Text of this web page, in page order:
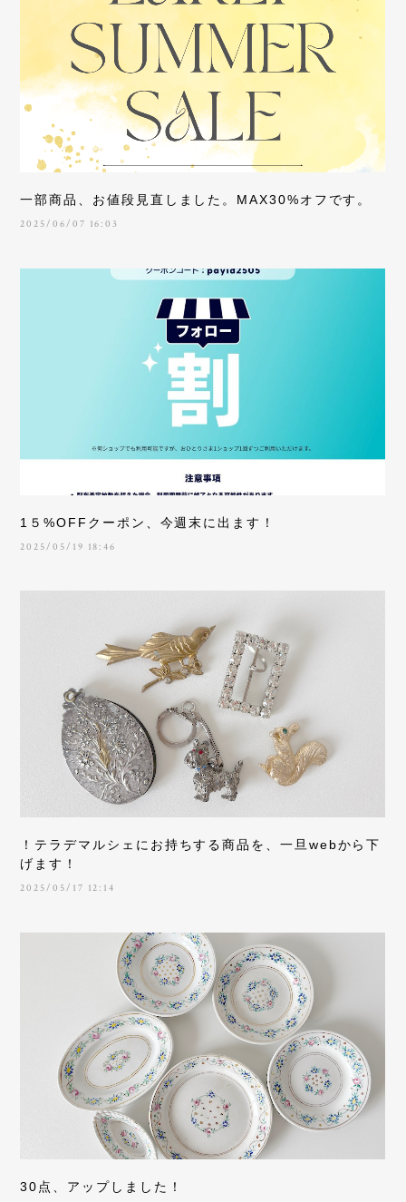
一部商品、お値段見直しました。MAX30%オフです。
2025/06/07 16:03
1５%OFFクーポン、今週末に出ます！
2025/05/19 18:46
！テラデマルシェにお持ちする商品を、一旦webから下
げます！
2025/05/17 12:14
30点、アップしました！